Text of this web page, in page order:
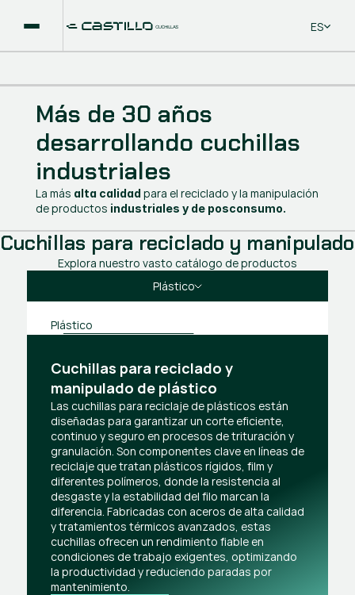
Select
ES
Cuchillas para reciclado y manipulado
Explora nuestro vasto catálogo de productos
Plástico
Cuchillas para reciclado y
manipulado de plástico
Las cuchillas para reciclaje de plásticos están
diseñadas para garantizar un corte eficiente,
continuo y seguro en procesos de trituración y
granulación. Son componentes clave en líneas de
reciclaje que tratan plásticos rígidos, film y
diferentes polímeros, donde la resistencia al
desgaste y la estabilidad del filo marcan la
diferencia. Fabricadas con aceros de alta calidad
y tratamientos térmicos avanzados, estas
cuchillas ofrecen un rendimiento fiable en
condiciones de trabajo exigentes, optimizando
la productividad y reduciendo paradas por
mantenimiento.
Plástico
Más de 30 años
desarrollando cuchillas
industriales
La más alta calidad para el reciclado y la manipulación
de productos industriales y de posconsumo.